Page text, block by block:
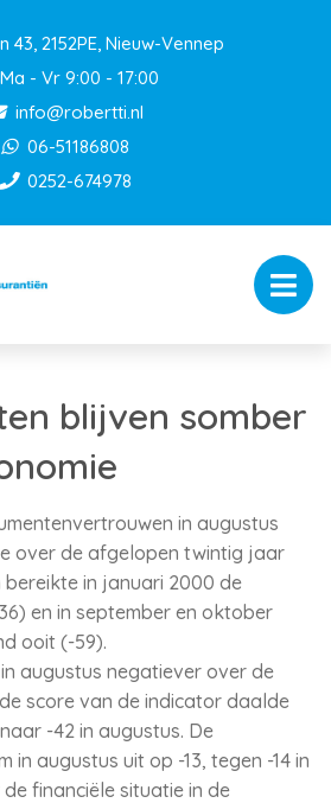
43, 2152PE, Nieuw-Vennep
Ma - Vr 9:00 - 17:00
info@robertti.nl
06-51186808
0252-674978
blijven somber
in augustus
over de afgelopen twintig jaar
bereikte in januari 2000 de
en in september en oktober
ooit (-59).
augustus negatiever over de
score van de indicator daalde
-42 in augustus. De
in augustus uit op -13, tegen -14 in
financiële situatie in de